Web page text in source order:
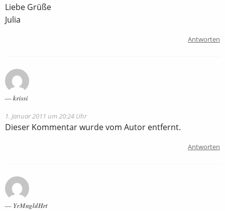
Liebe Grüße
Julia
Antworten
krissi
1. Januar 2011 um 20:24 Uhr
Dieser Kommentar wurde vom Autor entfernt.
Antworten
YrMngldHrt